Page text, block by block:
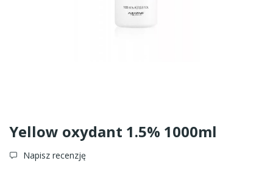
Yellow oxydant 1.5% 1000ml
Napisz recenzję